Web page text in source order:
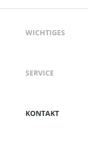
WICHTIGES
SERVICE
KONTAKT